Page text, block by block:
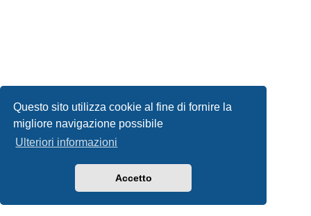
Questo sito utilizza cookie al fine di fornire la
migliore navigazione possibile
Ulteriori informazioni
Accetto